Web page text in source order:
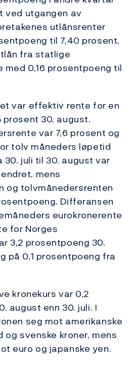
ved utgangen av
utlånsrenter
til 7,40 prosent,
fra statlige
0,16 prosentpoeng til
var effektiv rente for en
30. august.
var 7,6 prosent og
tolv måneders løpetid
30. juli til 30. august var
mens
og tolvmånedersrenten
Differansen
eurokronerente
for Norges
3,2 prosentpoeng 30.
på 0,1 prosentpoeng fra
kronekurs var 0,2
august enn 30. juli. I
seg mot amerikanske
og svenske kroner, mens
euro og japanske yen.